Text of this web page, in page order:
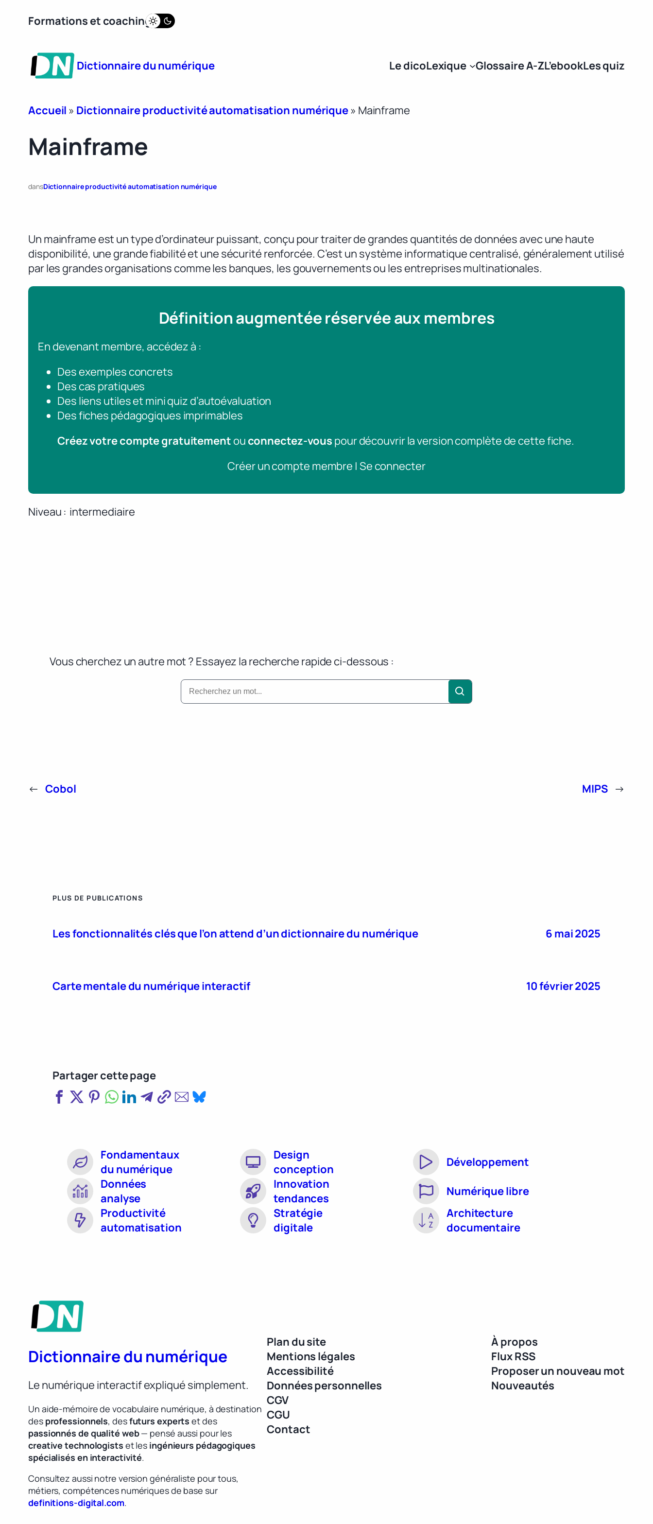
Formations et coaching
Dictionnaire du numérique Le dicoLexique Glossaire A-ZL’ebookLes quiz
Accueil » Dictionnaire productivité automatisation numérique» Mainframe
Mainframe
dansDictionnaire productivité automatisation numérique
Un mainframe est un type d’ordinateur puissant, conçu pour traiter de grandes quantités de données avec une haute
disponibilité, une grande fiabilité et une sécurité renforcée. C’est un système informatique centralisé, généralement utilisé
par les grandes organisations comme les banques, les gouvernements ou les entreprises multinationales.
Définition augmentée réservée aux membres
En devenant membre, accédez à :
Des exemples concrets
Des cas pratiques
Des liens utiles et mini quiz d’autoévaluation
Des fiches pédagogiques imprimables
Créez votre compte gratuitement ou connectez-vous pour découvrir la version complète de cette fiche.
Créer un compte membre | Se connecter
Niveau intermediaire
Vous cherchez un autre mot ? Essayez la recherche rapide ci-dessous :
← Cobol MIPS →
PLUS DE PUBLICATIONS
Les fonctionnalités clés que l’on attend d’un dictionnaire du numérique 6 mai 2025
Carte mentale du numérique interactif 10 février 2025
Partager cette page
Fondamentaux
du numérique
Design
conception
Développement
Données
analyse
Innovation
tendances
Numérique libre
Productivité
automatisation
Stratégie
digitale
Architecture
documentaire
Dictionnaire du numérique
Le numérique interactif expliqué simplement.
Un aide-mémoire de vocabulaire numérique, à destination
des professionnels, desfuturs experts et des
passionnés de qualité web— pensé aussi pour les
creative technologists et les ingénieurs pédagogiques
spécialisés en interactivité.
Consultez aussi notre version généraliste pour tous,
métiers, compétences numériques de base sur
definitions-digital.com.
Plan du site
Mentions légales
Accessibilité
Données personnelles
CGV
CGU
Contact
À propos
Flux RSS
Proposer un nouveau mot
Nouveautés